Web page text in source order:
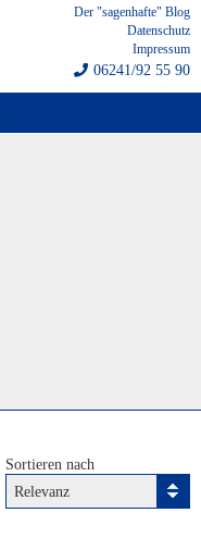
Der "sagenhafte" Blog
Datenschutz
Impressum
06241/92 55 90
Sortieren nach
Relevanz